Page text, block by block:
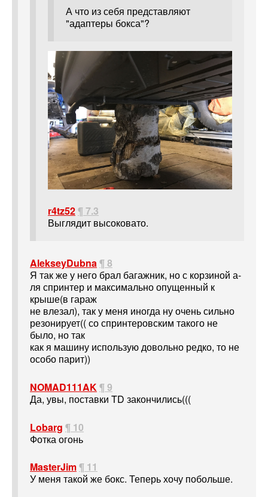
А что из себя представляют
"адаптеры бокса"?
r4tz52¶ 7.3
Выглядит высоковато.
AlekseyDubna¶ 8
Я так же у него брал багажник, но с корзиной а-
ля спринтер и максимально опущенный к
крыше(в гараж
не влезал), так у меня иногда ну очень сильно
резонирует(( со спринтеровским такого не
было, но так
как я машину использую довольно редко, то не
особо парит))
NOMAD111AK¶ 9
Да, увы, поставки TD закончились(((
Lobarg ¶ 10
Фотка огонь
MasterJim¶ 11
У меня такой же бокс. Теперь хочу побольше.